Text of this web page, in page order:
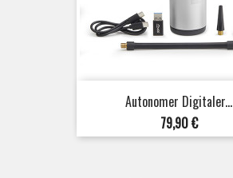
Autonomer Digitaler...
Preis
79,90 €